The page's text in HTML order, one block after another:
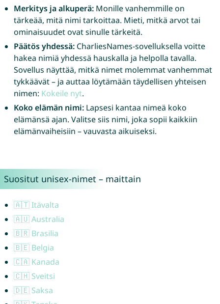
Merkitys ja alkuperä:Monille vanhemmille on
tärkeää, mitä nimi tarkoittaa. Mieti, mitkä arvot tai
ominaisuudet ovat sinulle tärkeitä.
Päätös yhdessä:CharliesNames-sovelluksella voitte
hakea nimiä yhdessä hauskalla ja helpolla tavalla.
Sovellus näyttää, mitkä nimet molemmat vanhemmat
tykkäävät – ja auttaa löytämään täydellisen yhteisen
nimen: Kokeile nyt.
Koko elämän nimi:Lapsesi kantaa nimeä koko
elämänsä ajan. Valitse siis nimi, joka sopii kaikkiin
elämänvaiheisiin – vauvasta aikuiseksi.
Suositut unisex-nimet – maittain
🇦🇹 Itävalta
🇦🇺 Australia
🇧🇷 Brasilia
🇧🇪 Belgia
🇨🇦 Kanada
🇨🇭 Sveitsi
🇩🇪 Saksa